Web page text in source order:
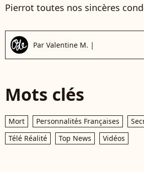
Pierrot toutes nos sincères
Par Valentine M. |
Mots clés
Mort Personnalités Françaises
Télé Réalité
Top News Vidéos